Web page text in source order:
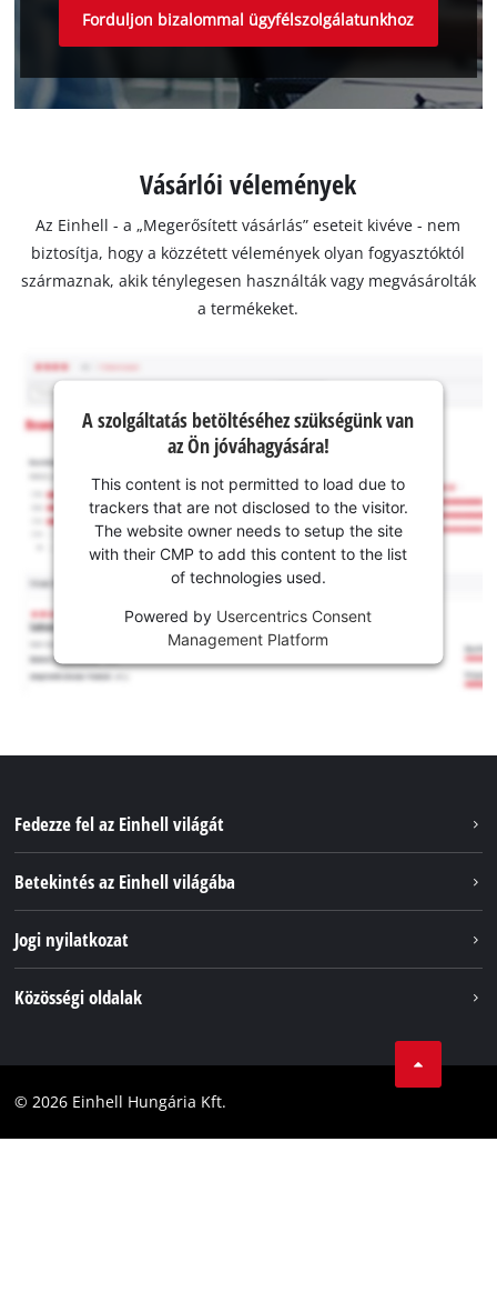
Forduljon bizalommal ügyfélszolgálatunkhoz
Vásárlói vélemények
Az Einhell - a „Megerősített vásárlás” eseteit kivéve - nem
biztosítja, hogy a közzétett vélemények olyan fogyasztóktól
származnak, akik ténylegesen használták vagy megvásárolták
a termékeket.
A szolgáltatás betöltéséhez szükségünk van
az Ön jóváhagyására!
This content is not permitted to load due to
trackers that are not disclosed to the visitor.
The website owner needs to setup the site
with their CMP to add this content to the list
of technologies used.
Powered by Usercentrics Consent
Management Platform
Fedezze fel az Einhell világát
Betekintés az Einhell világába
Az Einhell világszerte
Jogi nyilatkozat
Akadálymentesítési Nyilatkozat
Közösségi oldalak
Facebook
© 2026 Einhell Hungária Kft.